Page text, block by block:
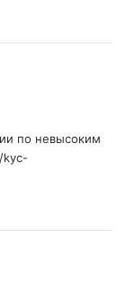
по невысоким
kyc-